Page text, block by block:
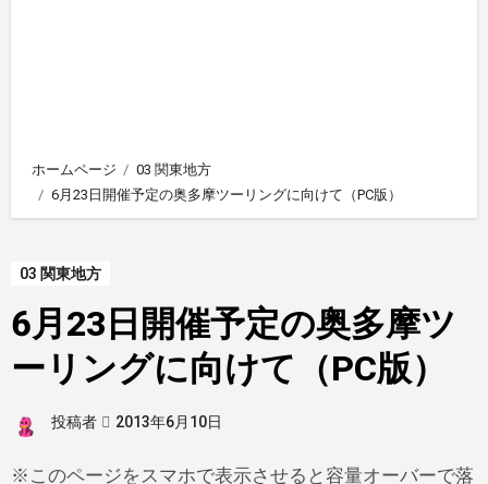
ホームページ
03 関東地方
6月23日開催予定の奥多摩ツーリングに向けて（PC版）
03 関東地方
6月23日開催予定の奥多摩ツ
ーリングに向けて（PC版）
投稿者 2013年6月10日
※このページをスマホで表示させると容量オーバーで落